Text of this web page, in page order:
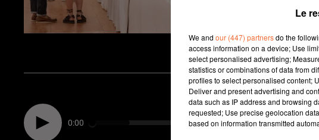
Galerie des
Carole
Le 12ième
de
Le vigneron
0:00
Le
We and our (447) partnersdo the
access information on a device; Use
select personalised advertising;
statistics or combinations of data from
profiles to select personalised content;
Deliver and present advertising and
data such as IP address and browsing
requested; Use precise geolocation
based on information transmitted